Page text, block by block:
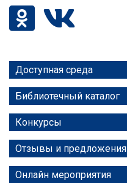
Доступная среда
Библиотечный каталог
Конкурсы
Отзывы и предложения
Онлайн мероприятия